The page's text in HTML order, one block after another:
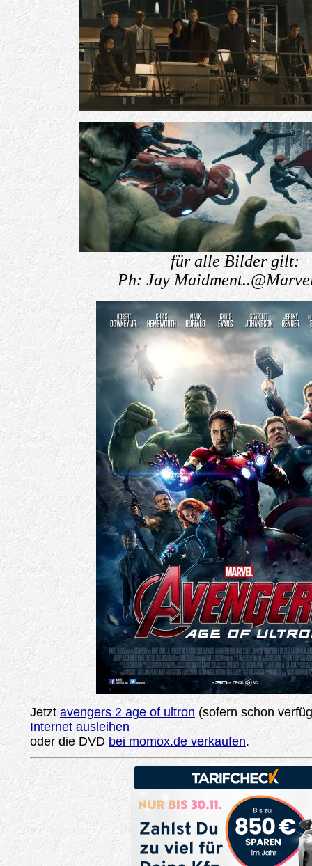
für alle Bilder gilt:
Ph: Jay
Jetzt avengers 2 age of ultron (sofern schon
Internet ausleihen
oder die DVD bei momox.de verkaufen.